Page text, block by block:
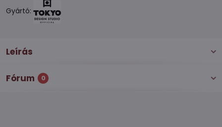
Gyártó:
Leírás
Fórum 0